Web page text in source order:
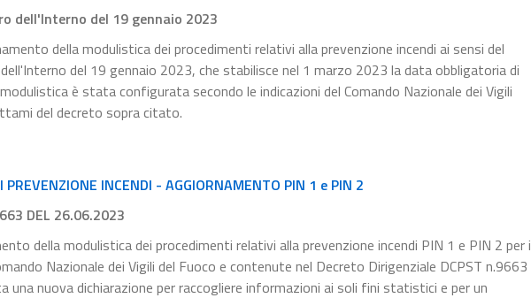
dell'Interno del 19 gennaio 2023
della modulistica dei procedimenti relativi alla prevenzione incendi ai sensi del
del 19 gennaio 2023, che stabilisce nel 1 marzo 2023 la data obbligatoria di
è stata configurata secondo le indicazioni del Comando Nazionale dei Vigili
del decreto sopra citato.
PREVENZIONE INCENDI - AGGIORNAMENTO PIN 1 e PIN 2
DEL 26.06.2023
della modulistica dei procedimenti relativi alla prevenzione incendi PIN 1 e PIN 2 per i
Nazionale dei Vigili del Fuoco e contenute nel Decreto Dirigenziale DCPST n.9663
nuova dichiarazione per raccogliere informazioni ai soli fini statistici e per un